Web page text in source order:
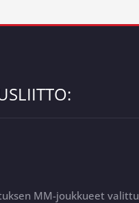
MM-joukkueet valittu